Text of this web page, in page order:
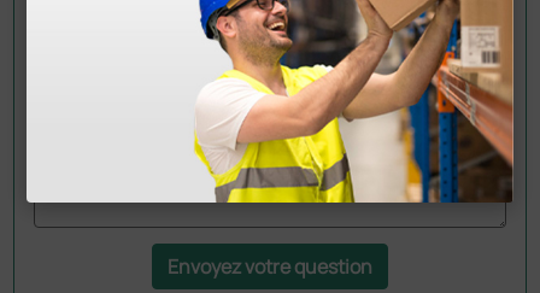
question aux collègues qui ont déjà acheté ce
Envoyez votre question